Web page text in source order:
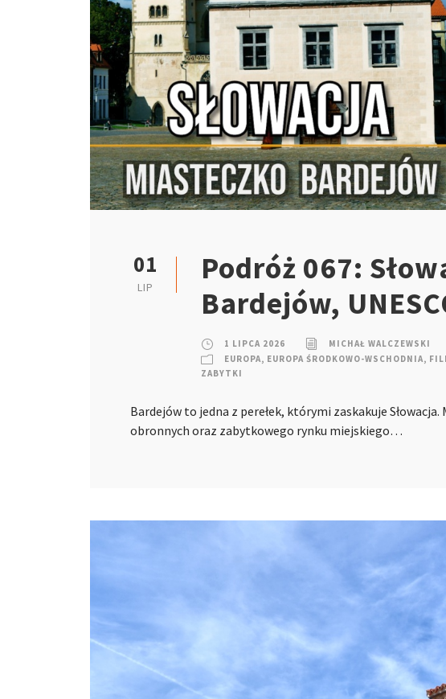
01
LIP
Podróż 067:
Bardejów,
1 LIPCA 2026
MICHAŁ WALCZEWSKI
EUROPA, EUROPA ŚRODKOWO-WSCHODNIA,
ZABYTKI
Bardejów to jedna z perełek, którymi zaskakuje
obronnych oraz zabytkowego rynku miejskiego…